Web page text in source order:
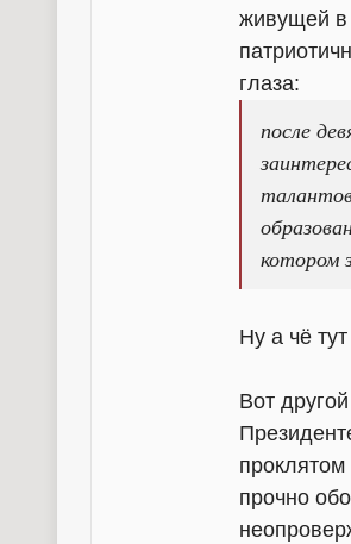
живущей в
глаза:
после
котором
Ну а чё
Вот
прочно